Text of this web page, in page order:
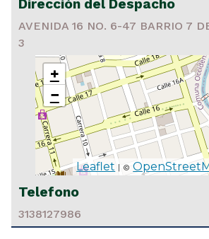
ELECCIÓN
JUDICIAL CAQUETÁ
Dirección del Despacho
AVENIDA 16 NO. 6-47 BARRIO 7
3
+
−
Leaflet | ©
Telefono
3138127986